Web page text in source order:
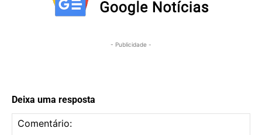
- Publicidade -
Deixa uma resposta